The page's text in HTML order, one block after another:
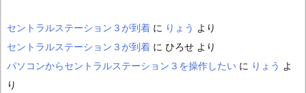
セントラルステーション３が到着 に りょう より
セントラルステーション３が到着 に ひろせ より
パソコンからセントラルステーション３を操作したい に りょう よ
り